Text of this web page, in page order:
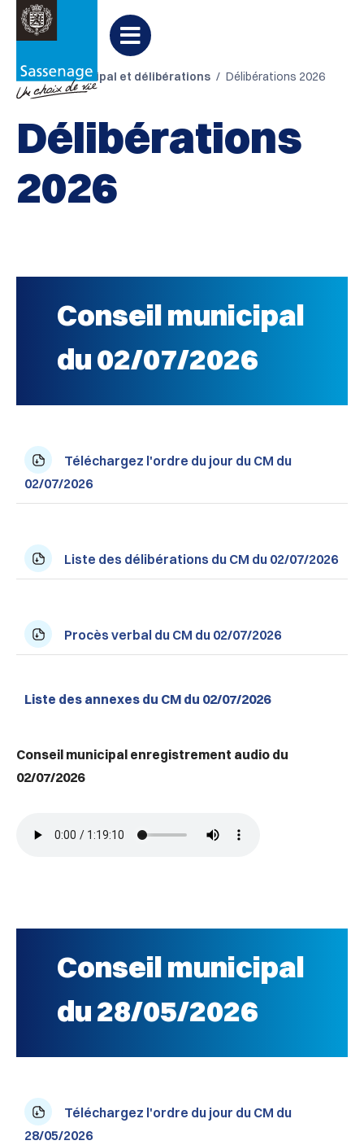
Aller à la recherche
Ma ville
Votre mairie
Conseil municipal et délibérations
Délibérations 2026
Délibérations
2026
Conseil municipal
du 02/07/2026
Téléchargez l'ordre du jour du CM du
02/07/2026
Liste des délibérations du CM du 02/07/2026
Procès verbal du CM du 02/07/2026
Liste des annexes du CM du 02/07/2026
Conseil municipal enregistrement audio du
02/07/2026
Conseil municipal
du 28/05/2026
Téléchargez l'ordre du jour du CM du
28/05/2026